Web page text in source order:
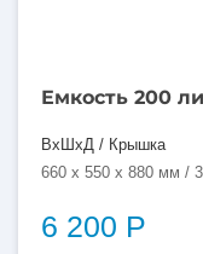
Емкость 200
ВхШхД / Крышка
660 x 550 x 880 мм /
6 200 Р